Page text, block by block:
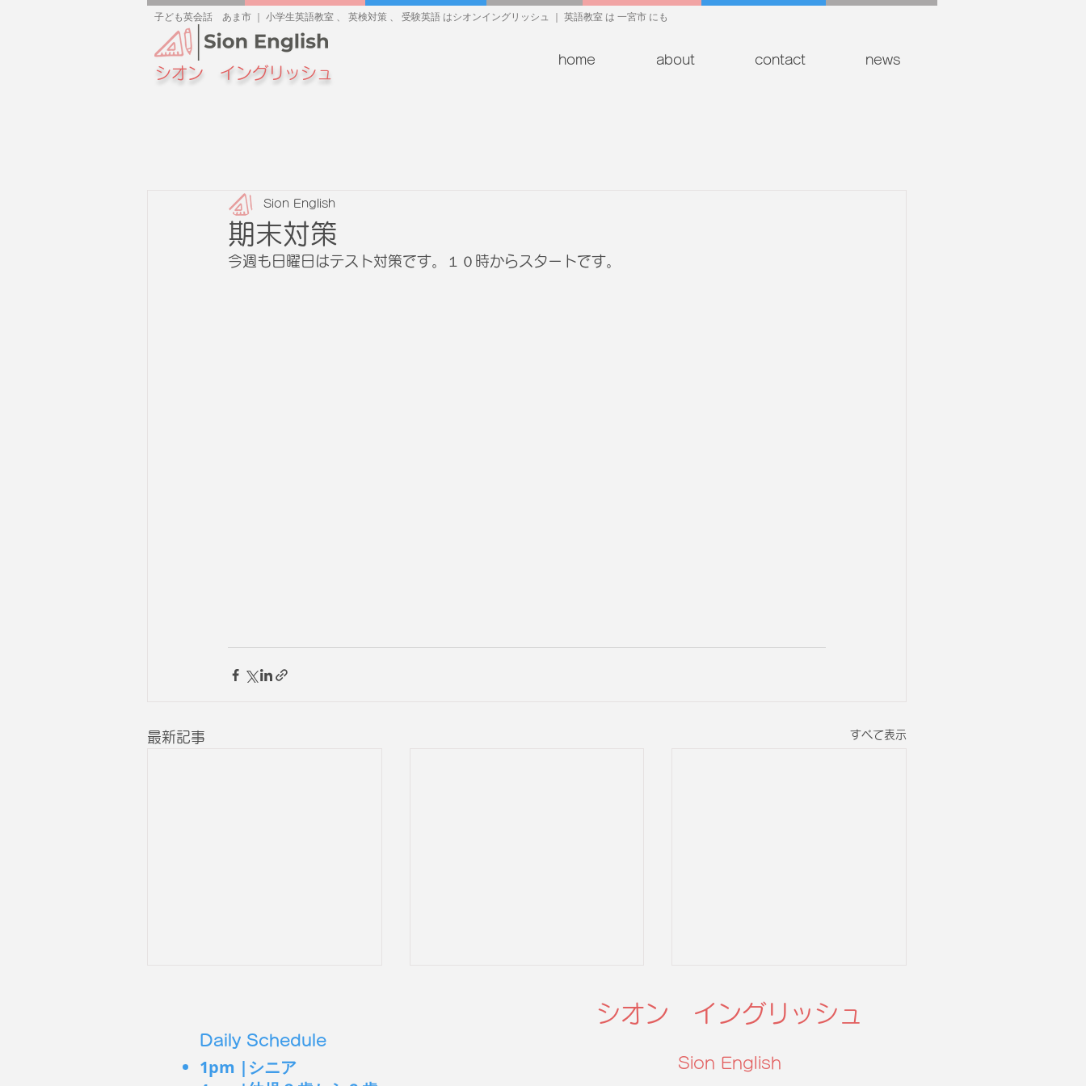
子ども英会話 あま市 ｜ 小学生英語教室 、 英検対策 、 受験英語 はシオンイングリッシュ ｜ 英語教室 は 一宮市 にも
シオン イングリッシュ
home about contact news
期末対策
Sion English
今週も日曜日はテスト対策です。１０時からスタートです。
最新記事 すべて表示
無意識の左回り
Daily Schedule
1pm |シニア
シオン イングリッシュ
Sion English